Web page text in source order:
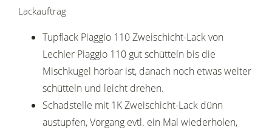
Lackauftrag
Tupflack Piaggio 110 Zweischicht-Lack von
Lechler Piaggio 110 gut schütteln bis die
Mischkugel hörbar ist, danach noch etwas weiter
schütteln und leicht drehen.
Schadstelle mit 1K Zweischicht-Lack dünn
austupfen, Vorgang evtl. ein Mal wiederholen,